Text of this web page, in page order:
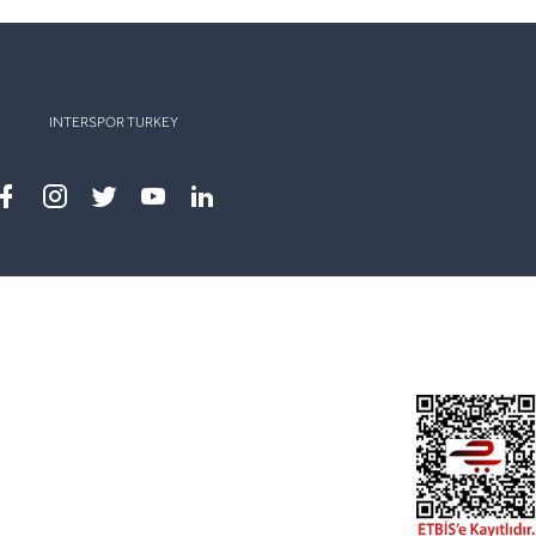
INTERSPOR TURKEY